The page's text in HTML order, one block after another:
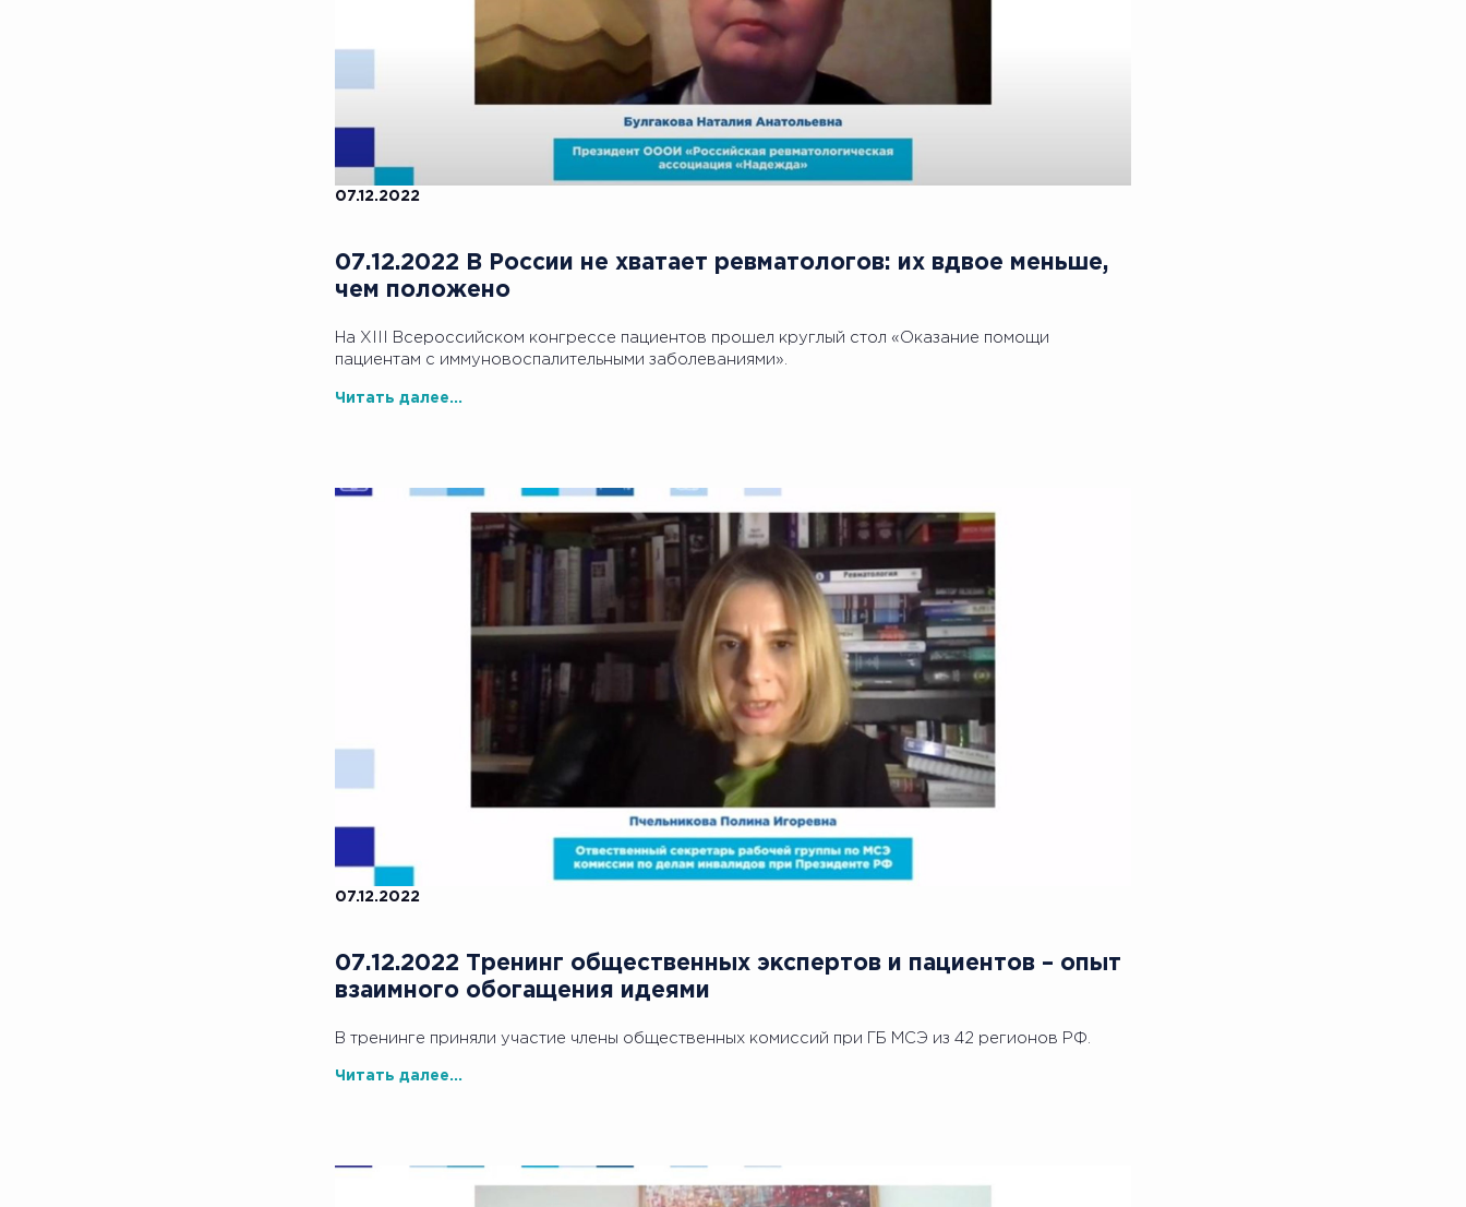
07.12.2022
07.12.2022 В России не хватает ревматологов: их вдвое меньше,
чем положено
На XIII Всероссийском конгрессе пациентов прошел круглый стол «Оказание помощи
пациентам с иммуновоспалительными заболеваниями».
Читать далее...
07.12.2022
07.12.2022 Тренинг общественных экспертов и пациентов – опыт
взаимного обогащения идеями
В тренинге приняли участие члены общественных комиссий при ГБ МСЭ из 42 регионов РФ.
Читать далее...